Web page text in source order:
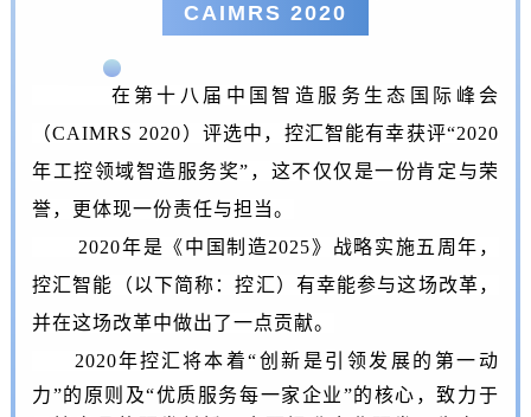
CAIMRS 2020
在第十八届中国智造服务生态国际峰会
（CAIMRS 2020）评选中，控汇智能有幸获评“2020
年工控领域智造服务奖”， 这不仅仅是一份肯定与荣
誉，更体现一份责任与担当。
2020年是《中国制造2025》战略实施五周年，
控汇智能（以下简称：控汇）有幸能参与这场改革，
并在这场改革中做出了一点贡献。
2020年控汇将本着“创新是引领发展的第一动
力”的原则及“优质服务每一家企业”的核心，致力于